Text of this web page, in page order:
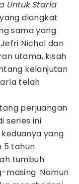
Untuk Starla
diangkat
sama yang
Nichol dan
utama, kisah
kelanjutan
telah
perjuangan
series ini
yang
5 tahun
tumbuh
masing. Namun